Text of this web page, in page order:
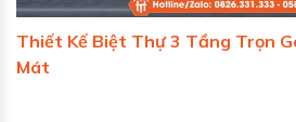
Thiết Kế Biệt Thự 3 Tầng Trọn
Mát